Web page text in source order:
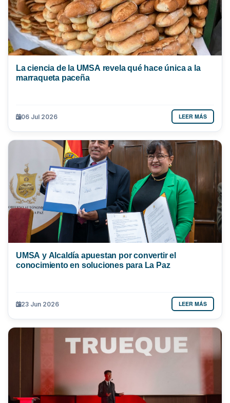
La ciencia de la UMSA revela qué hace única a la
marraqueta paceña
06 Jul 2026 LEER MÁS
UMSA y Alcaldía apuestan por convertir el
conocimiento en soluciones para La Paz
23 Jun 2026 LEER MÁS